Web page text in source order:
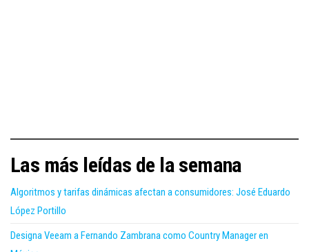
Las más leídas de la semana
Algoritmos y tarifas dinámicas afectan a consumidores: José Eduardo
López Portillo
Designa Veeam a Fernando Zambrana como Country Manager en